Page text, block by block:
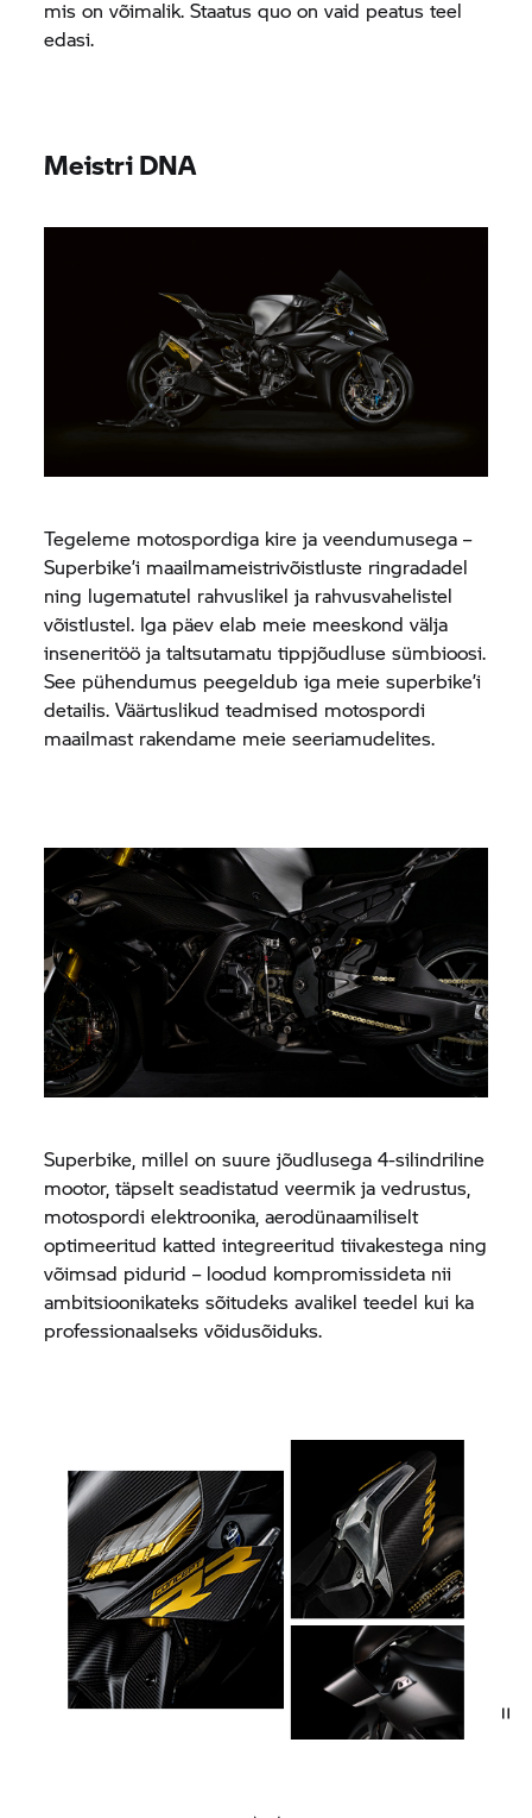
mis on võimalik. Staatus quo on vaid peatus teel
edasi.
Meistri DNA
Tegeleme motospordiga kire ja veendumusega –
Superbike’i maailmameistrivõistluste ringradadel
ning lugematutel rahvuslikel ja rahvusvahelistel
võistlustel. Iga päev elab meie meeskond välja
inseneritöö ja taltsutamatu tippjõudluse sümbioosi.
See pühendumus peegeldub iga meie superbike’i
detailis. Väärtuslikud teadmised motospordi
maailmast rakendame meie seeriamudelites.
Superbike, millel on suure jõudlusega 4-silindriline
mootor, täpselt seadistatud veermik ja vedrustus,
motospordi elektroonika, aerodünaamiliselt
optimeeritud katted integreeritud tiivakestega ning
võimsad pidurid – loodud kompromissideta nii
ambitsioonikateks sõitudeks avalikel teedel kui ka
professionaalseks võidusõiduks.